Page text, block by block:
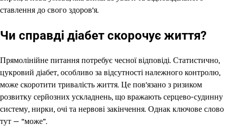
ставлення до свого здоров’я.
Чи справді діабет скорочує життя?
Прямолінійне питання потребує чесної відповіді. Статистично,
цукровий діабет, особливо за відсутності належного контролю,
може скоротити тривалість життя. Це пов’язано з ризиком
розвитку серйозних ускладнень, що вражають серцево-судинну
систему, нирки, очі та нервові закінчення. Однак ключове слово
тут — “може”.